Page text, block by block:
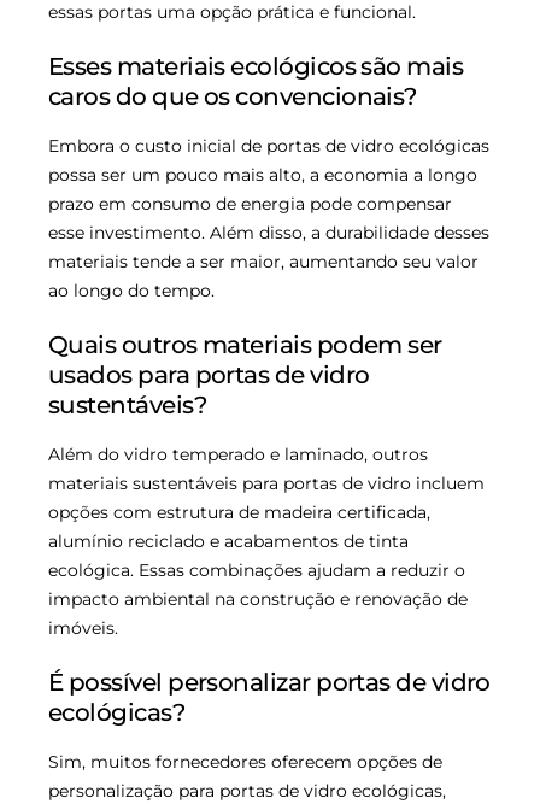
essas portas uma opção prática e funcional.
Esses materiais ecológicos são mais
caros do que os convencionais?
Embora o custo inicial de portas de vidro ecológicas
possa ser um pouco mais alto, a economia a longo
prazo em consumo de energia pode compensar
esse investimento. Além disso, a durabilidade desses
materiais tende a ser maior, aumentando seu valor
ao longo do tempo.
Quais outros materiais podem ser
usados para portas de vidro
sustentáveis?
Além do vidro temperado e laminado, outros
materiais sustentáveis para portas de vidro incluem
opções com estrutura de madeira certificada,
alumínio reciclado e acabamentos de tinta
ecológica. Essas combinações ajudam a reduzir o
impacto ambiental na construção e renovação de
imóveis.
É possível personalizar portas de vidro
ecológicas?
Sim, muitos fornecedores oferecem opções de
personalização para portas de vidro ecológicas,